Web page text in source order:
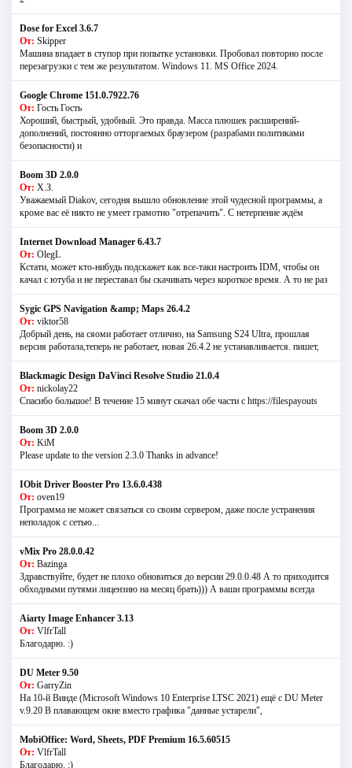
Dose for Excel 3.6.7
От: Skipper
Машина впадает в ступор при попытке установки. Пробовал повторно после
перезагрузки с тем же результатом. Windows 11. MS Offiсe 2024.
Google Chrome 151.0.7922.76
От: Гость Гость
Хороший, быстрый, удобный. Это правда. Масса плюшек расширений-
дополнений, постоянно отторгаемых браузером (разрабами политиками
безопасности) и
Boom 3D 2.0.0
От: Х.З.
Уважаемый Diakov, сегодня вышло обновление этой чудесной программы, а
кроме вас её никто не умеет грамотно "отрепачить". С нетерпение ждём
Internet Download Manager 6.43.7
От: OlegL
Кстати, может кто-нибудь подскажет как все-таки настроить IDM, чтобы он
качал с ютуба и не переставал бы скачивать через короткое время. А то не раз
Sygic GPS Navigation &amp; Maps 26.4.2
От: viktor58
Добрый день, на сяоми работает отлично, на Samsung S24 Ultra, прошлая
версия работала,теперь не работает, новая 26.4.2 не устанавливается. пишет,
Blackmagic Design DaVinci Resolve Studio 21.0.4
От: nickolay22
Спасибо большое! В течение 15 минут скачал обе части с https://filespayouts
Boom 3D 2.0.0
От: KiM
Please update to the version 2.3.0 Thanks in advance!
IObit Driver Booster Pro 13.6.0.438
От: oven19
Программа не может связаться со своим сервером, даже после устранения
неполадок с сетью...
vMix Pro 28.0.0.42
От: Bazinga
Здравствуйте, будет не плохо обновиться до версии 29.0.0.48 А то приходится
обходными путями лицензию на месяц брать))) А ваши программы всегда
Aiarty Image Enhancer 3.13
От: VlfrTall
Благодарю. :)
DU Meter 9.50
От: GarryZin
На 10-й Винде (Microsoft Windows 10 Enterprise LTSC 2021) ещё с DU Meter
v.9.20 В плавающем окне вместо графика "данные устарели",
MobiOffice: Word, Sheets, PDF Premium 16.5.60515
От: VlfrTall
Благодарю. :)